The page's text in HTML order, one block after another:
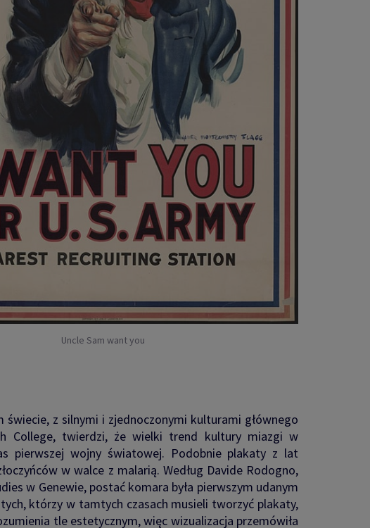
Uncle Sam want you
z silnymi i zjednoczonymi kulturami głównego
College, twierdzi, że wielki trend kultury miazgi w
pierwszej wojny światowej. Podobnie plakaty z lat
w walce z malarią. Według Davide Rodogno,
w Genewie, postać komara była pierwszym udanym
którzy w tamtych czasach musieli tworzyć plakaty,
tle estetycznym, więc wizualizacja przemówiła